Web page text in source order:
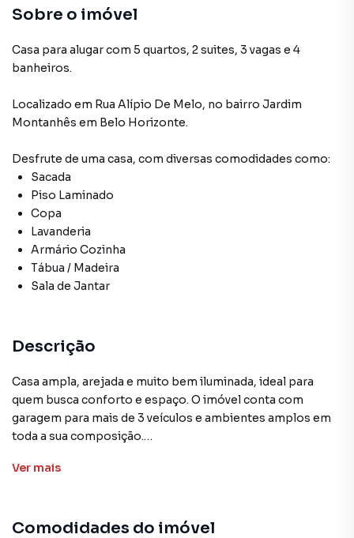
Aceita Pet
Sala
Varanda
Sobre o imóvel
Casa para alugar com 5 quartos, 2 suites, 3 vagas e 4
banheiros.
Localizado em Rua Alípio De Melo, no bairro Jardim
Montanhês em Belo Horizonte.
Desfrute de uma casa, com diversas comodidades como:
Sacada
Piso Laminado
Copa
Lavanderia
Armário Cozinha
Tábua / Madeira
Sala de Jantar
Descrição
Casa ampla, arejada e muito bem iluminada, ideal para
quem busca conforto e espaço. O imóvel conta com
garagem para mais de 3 veículos e ambientes amplos em
toda a sua composição.
No primeiro pavimento, a casa possui uma sala espaçosa
de serviço e quintal nos fundos.
Ver mais
Comodidades do imóvel